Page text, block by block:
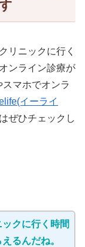
リニックに行く
ンライン診療が
マホでオンラ
イーライ
ぜひチェックし
クに行く時間
るんだね。